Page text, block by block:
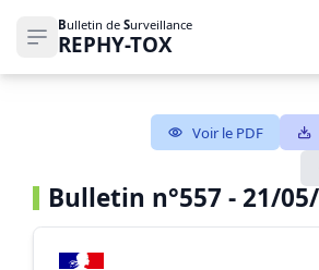
Ouvrir le menu de navigation
Bulletin de Surveillance
REPHY-TOX
Bulletin n°557 - 21/
Voir le PDF